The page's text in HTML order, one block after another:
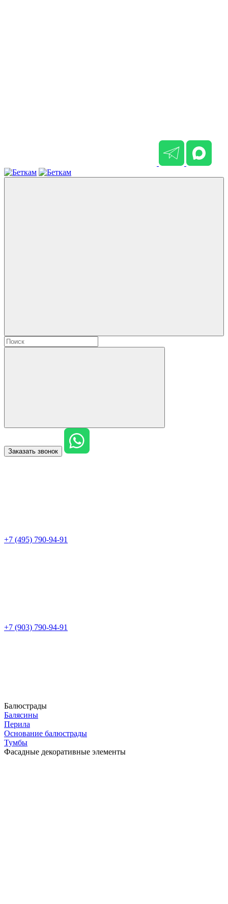
Заказать звонок
+7 (495) 790-94-91
+7 (903) 790-94-91
Балюстрады
Балясины
Перила
Основание балюстрады
Тумбы
Фасадные декоративные элементы